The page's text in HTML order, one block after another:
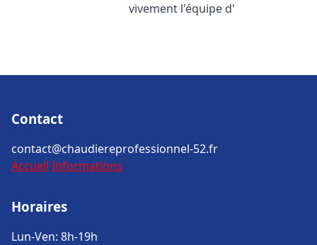
vivement l'équipe d'
Contact
contact@chaudiereprofessionnel-52.fr
Accueil Informations
Horaires
Lun-Ven: 8h-19h